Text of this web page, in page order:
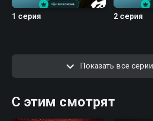
1 серия 2 серия
Показать все серии
С этим смотрят